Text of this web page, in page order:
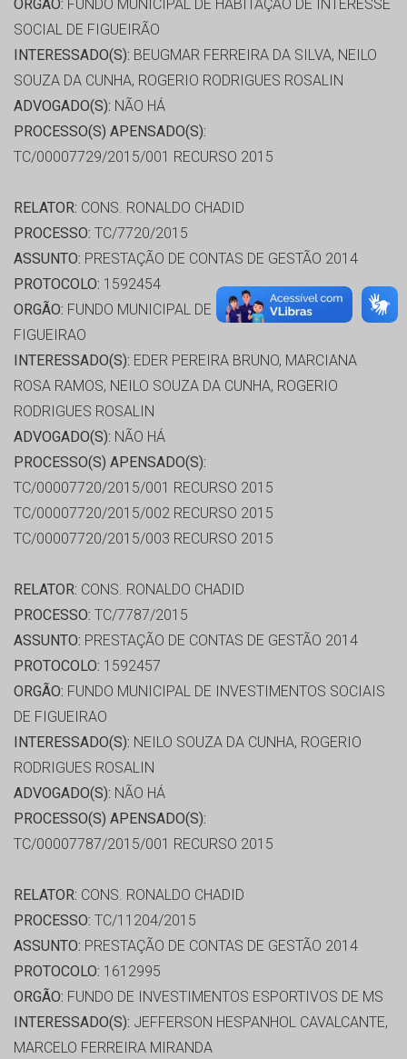
ORGÃO: FUNDO MUNICIPAL DE HABITAÇÃO DE INTERESSE
SOCIAL DE FIGUEIRÃO
INTERESSADO(S): BEUGMAR FERREIRA DA SILVA, NEILO
SOUZA DA CUNHA, ROGERIO RODRIGUES ROSALIN
ADVOGADO(S): NÃO HÁ
PROCESSO(S) APENSADO(S):
TC/00007729/2015/001 RECURSO 2015
RELATOR: CONS. RONALDO CHADID
PROCESSO: TC/7720/2015
ASSUNTO: PRESTAÇÃO DE CONTAS DE GESTÃO 2014
PROTOCOLO: 1592454
ORGÃO: FUNDO MUNICIPAL DE MEIO AMBIENTE DE
FIGUEIRAO
INTERESSADO(S): EDER PEREIRA BRUNO, MARCIANA
ROSA RAMOS, NEILO SOUZA DA CUNHA, ROGERIO
RODRIGUES ROSALIN
ADVOGADO(S): NÃO HÁ
PROCESSO(S) APENSADO(S):
TC/00007720/2015/001 RECURSO 2015
TC/00007720/2015/002 RECURSO 2015
TC/00007720/2015/003 RECURSO 2015
RELATOR: CONS. RONALDO CHADID
PROCESSO: TC/7787/2015
ASSUNTO: PRESTAÇÃO DE CONTAS DE GESTÃO 2014
PROTOCOLO: 1592457
ORGÃO: FUNDO MUNICIPAL DE INVESTIMENTOS SOCIAIS
DE FIGUEIRAO
INTERESSADO(S): NEILO SOUZA DA CUNHA, ROGERIO
RODRIGUES ROSALIN
ADVOGADO(S): NÃO HÁ
PROCESSO(S) APENSADO(S):
TC/00007787/2015/001 RECURSO 2015
RELATOR: CONS. RONALDO CHADID
PROCESSO: TC/11204/2015
ASSUNTO: PRESTAÇÃO DE CONTAS DE GESTÃO 2014
PROTOCOLO: 1612995
ORGÃO: FUNDO DE INVESTIMENTOS ESPORTIVOS DE MS
INTERESSADO(S): JEFFERSON HESPANHOL CAVALCANTE,
MARCELO FERREIRA MIRANDA